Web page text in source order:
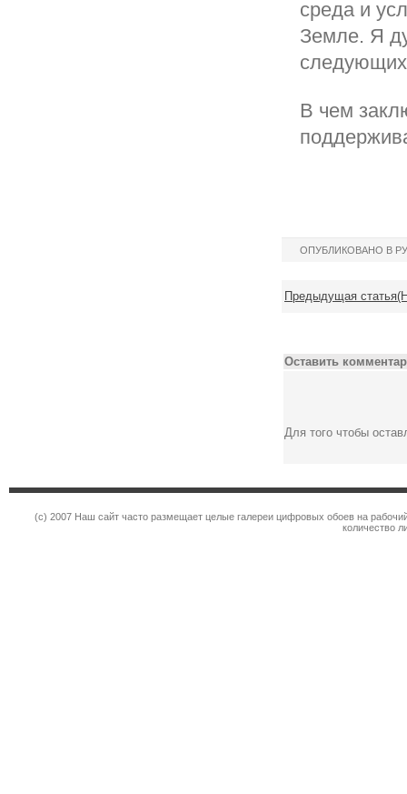
среда и
Земле. Я
следующих
В чем
ОПУБЛИКОВАНО В
Предыдущая
Оставить
Для того чтобы
(c) 2007 Наш сайт часто размещает целые галереи цифровых обоев на
количество